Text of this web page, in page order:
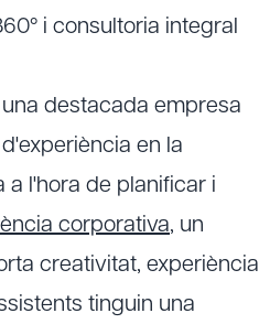
i consultoria integral
destacada empresa
en la
a l'hora de planificar i
corporativa, un
creativitat, experiència
tinguin una